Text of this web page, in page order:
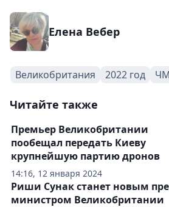
Елена Вебер
Великобритания 2022 год
Читайте также
14:16, 12 января 2024
Премьер Великобритании
пообещал передать Киеву
крупнейшую партию дронов
Риши Сунак станет новым
министром Великобритании